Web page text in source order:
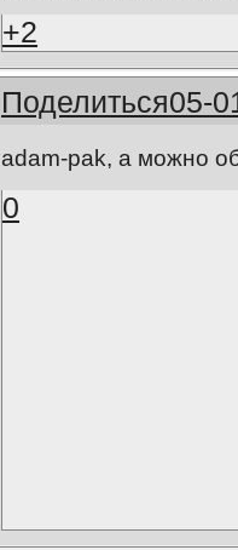
+2
Поделиться05-
adam-pak, а можно
0